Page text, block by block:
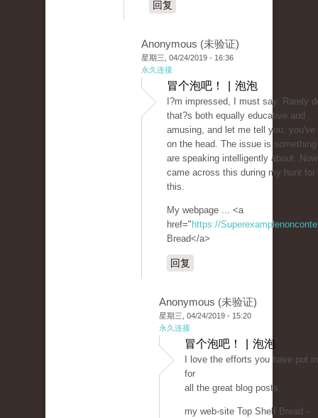
回复
Anonymous (未验证)
星期三, 04/24/2019 - 16:36
永久连接
冒个泡吧！ | 泡泡
I?m impressed, I must say. Rarely
that?s both equally educative and
amusing, and let me tell you, you've
on the head. The issue is
are speaking intelligently about.
came across this during my hunt for
this.
My webpage ... <a
href=" https://
Bread</a>
回复
Anonymous (未验证)
星期三, 04/24/2019 - 15:20
永久连接
冒个泡吧！ | 泡泡
I love the efforts you have put
for
all the great blog posts.
my web-site Top Shelf Bread -